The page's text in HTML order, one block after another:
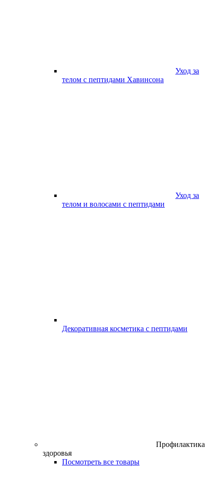
Уход за
телом с пептидами Хавинсона
Уход за
телом и волосами с пептидами
Декоративная косметика с пептидами
Профилактика
здоровья
Посмотреть все товары